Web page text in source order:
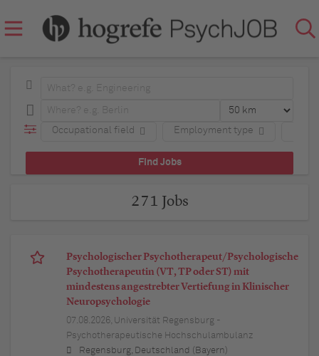
Occupational field Employment type
271 Jobs
Psychologischer Psychotherapeut/Psychologische
Psychotherapeutin (VT, TP oder ST) mit
mindestens angestrebter Vertiefung in Klinischer
Neuropsychologie
07.08.2026, Universität Regensburg -
Psychotherapeutische Hochschulambulanz
Regensburg, Deutschland (Bayern)